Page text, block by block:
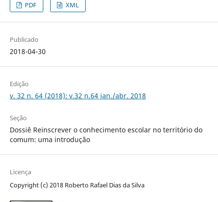
PDF XML
Publicado
2018-04-30
Edição
v. 32 n. 64 (2018): v.32 n.64 jan./abr. 2018
Seção
Dossiê Reinscrever o conhecimento escolar no território do
comum: uma introdução
Licença
Copyright (c) 2018 Roberto Rafael Dias da Silva